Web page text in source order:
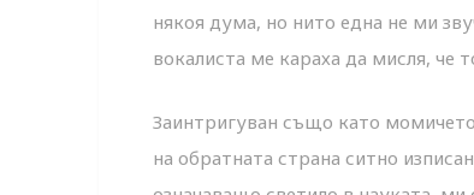
някоя дума, но нито една не ми
вокалиста ме караха да мисля, че
Заинтригуван също като
на обратната страна ситно